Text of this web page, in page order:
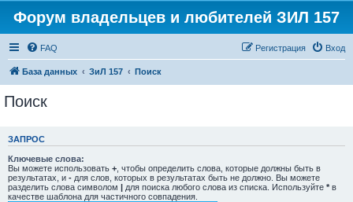
Форум владельцев и любителей ЗИЛ 157
FAQ Вход
Регистрация
База данных ЗиЛ 157 Поиск
Поиск
ЗАПРОС
Ключевые слова:
Вы можете использовать + , чтобы определить слова, которые должны быть в
результатах, и - для слов, которых в результатах быть не должно. Вы можете
разделить слова символом | для поиска любого слова из списка. Используйте * в
качестве шаблона для частичного совпадения.